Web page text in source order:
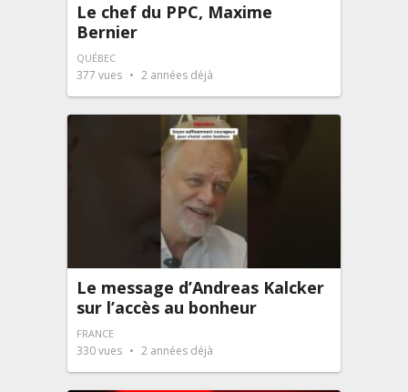
Le chef du PPC, Maxime
Bernier
QUÉBEC
377 vues 2 années déjà
Le message d’Andreas Kalcker
sur l’accès au bonheur
FRANCE
330vues 2 années déjà